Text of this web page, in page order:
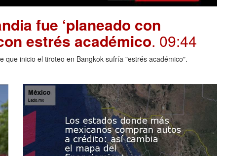
fue ‘planeado con
estrés académico. 09:44
que inicio el tiroteo en Bangkok sufría "estrés académico".